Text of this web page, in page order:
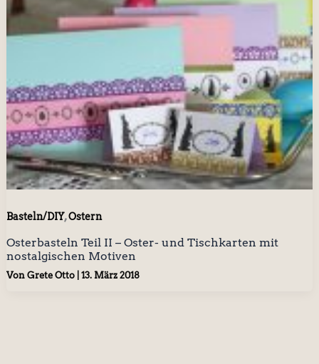
Basteln/DIY,Ostern
Osterbasteln Teil II – Oster- und Tischkarten mit
nostalgischen Motiven
Von Grete Otto 13. März 2018